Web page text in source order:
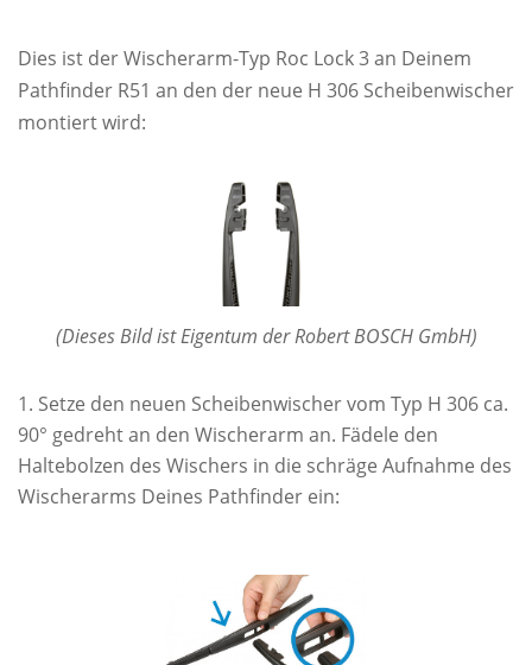
Dies ist der Wischerarm-Typ Roc Lock 3 an Deinem
Pathfinder R51 an den der neue H 306 Scheibenwischer
montiert wird:
(Dieses Bild ist Eigentum der Robert BOSCH GmbH)
Setze den neuen Scheibenwischer vom Typ H 306 ca.
90° gedreht an den Wischerarm an. Fädele den
Haltebolzen des Wischers in die schräge Aufnahme des
Wischerarms Deines Pathfinder ein: